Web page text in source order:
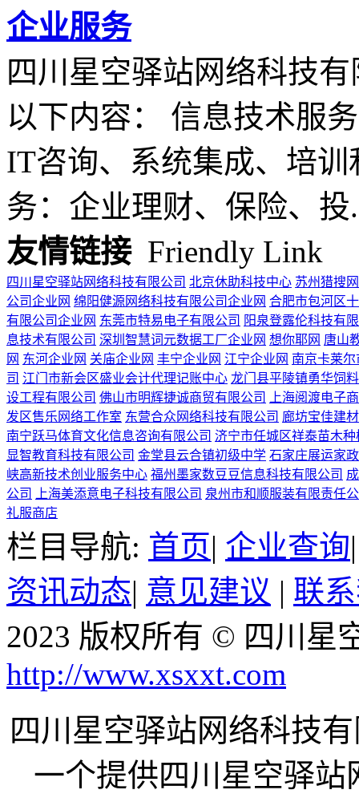
企业服务
四川星空驿站网络科技
以下内容： 信息技术服
IT咨询、系统集成、培
务：企业理财、保险、投
友情链接Friendly Link
四川星空驿站网络科技有限公司 北京休助科技中心 苏州猎搜
公司企业网 绵阳健源网络科技有限公司企业网 合肥市包河区
有限公司企业网 东莞市特易电子有限公司 阳泉登露伦科技有
息技术有限公司 深圳智慧词元数据工厂企业网 想你耶网 唐山
网 东河企业网 关庙企业网 丰宁企业网 江宁企业网 南京卡莱
司 江门市新会区盛业会计代理记账中心 龙门县平陵镇勇华饲
设工程有限公司 佛山市明辉捷诚商贸有限公司
上海阅渡电子
发区售乐网络工作室 东营合众网络科技有限公司 廊坊宝佳建
南宁跃马体育文化信息咨询有限公司 济宁市任城区祥泰苗木种
显智教育科技有限公司 金堂县云合镇初级中学 石家庄展运家
峡高新技术创业服务中心 福州墨家数豆豆信息科技有限公司
公司
上海美添意电子科技有限公司 泉州市和顺服装有限责任
礼服商店
栏目导航: 首页| 企业查询
资讯动态| 意见建议 | 联
2023 版权所有 © 四川
http://www.xsxxt.com
四川星空驿站网络科技
一个提供四川星空驿